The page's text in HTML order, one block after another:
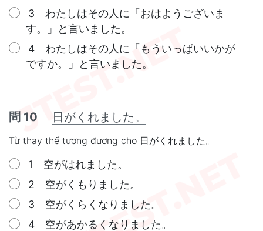
3 わたしはその人に「おはようございま
す。」と言いました。
4 わたしはその人に「もういっぱいいかが
ですか。」と言いました。
問 10 日がくれました。
Từ thay thế tương đương cho 日がくれました。
1 空がはれました。
2 空がくもりました。
3 空がくらくなりました。
4 空があかるくなりました。